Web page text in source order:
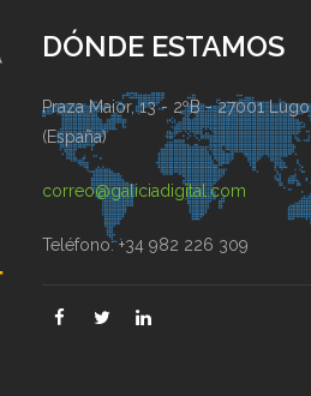
DÓNDE ESTAMOS
Praza Maior, 13 - 2ºB - 27001 Lugo
(España)
correo@galiciadigital.com
Teléfono: +34 982 226 309